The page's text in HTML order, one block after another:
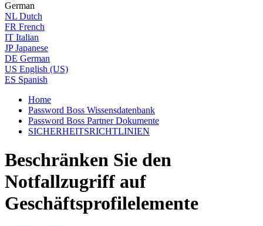
German
NL Dutch
FR French
IT Italian
JP Japanese
DE German
US English (US)
ES Spanish
Home
Password Boss Wissensdatenbank
Password Boss Partner Dokumente
SICHERHEITSRICHTLINIEN
Beschränken Sie den
Notfallzugriff auf
Geschäftsprofilelemente